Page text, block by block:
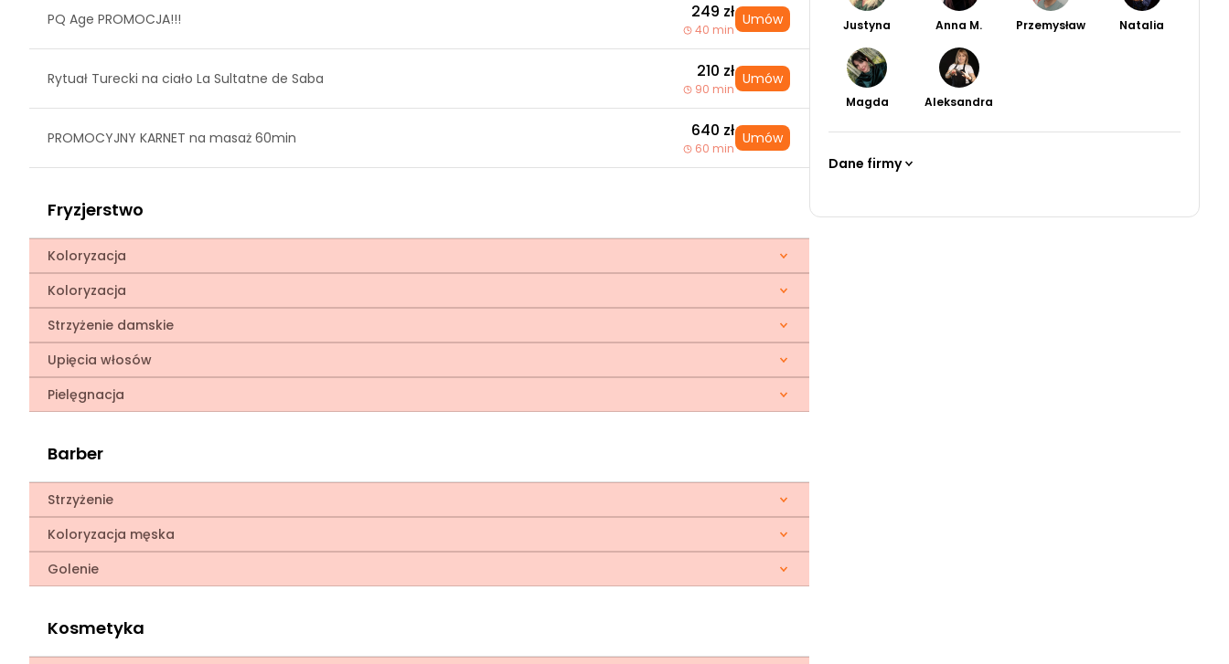
PQ Age PROMOCJA!!! 249 zł
40 min
Umów
Rytuał Turecki na ciało La Sultatne de Saba 210 zł
90 min
Umów
PROMOCYJNY KARNET na masaż 60min 640 zł
60 min
Umów
Fryzjerstwo
Koloryzacja
Koloryzacja
Strzyżenie damskie
Upięcia włosów
Pielęgnacja
Barber
Strzyżenie
Koloryzacja męska
Golenie
Kosmetyka
Justyna Anna M. Przemysław Natalia
Magda Aleksandra
Dane firmy